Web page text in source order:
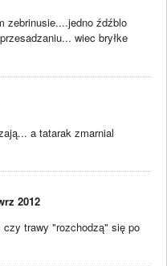
zebrinusie....jedno źdźblo
wiec bryłke
a tatarak zmarnial
2012
trawy "rozchodzą" się po